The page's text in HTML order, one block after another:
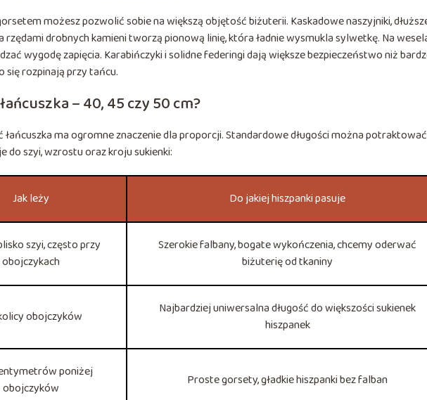
możesz pozwolić sobie na większą objętość biżuterii. Kaskadowe naszyjniki,
rzędami drobnych kamieni tworzą pionową linię, która ładnie wysmukla sylwetkę. Na
wygodę zapięcia. Karabińczyki i solidne federingi dają większe bezpieczeństwo niż
się rozpinają przy tańcu.
– 40, 45 czy 50 cm?
łańcuszka ma ogromne znaczenie dla proporcji. Standardowe długości można
do szyi, wzrostu oraz kroju sukienki:
Jak leży Do jakiej hiszpanki pasuje
szyi, często przy
obojczykach
Szerokie falbany, bogate wykończenia, chcemy oderwać
biżuterię od tkaniny
obojczyków
Najbardziej uniwersalna długość do większości sukienek
hiszpanek
poniżej
obojczyków
Proste gorsety, gładkie hiszpanki bez falban